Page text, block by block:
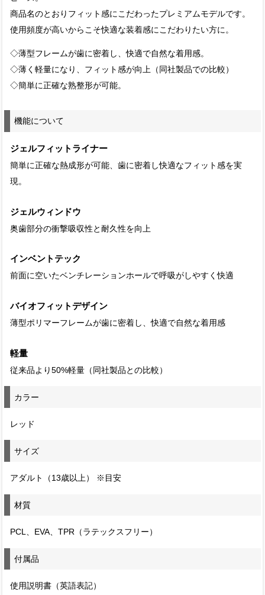
商品名のとおりフィット感にこだわったプレミアムモデルです。
使用頻度が高いからこそ快適な装着感にこだわりたい方に。
◇薄型フレームが歯に密着し、快適で自然な着用感。
◇薄く軽量になり、フィット感が向上（同社製品での比較）
◇簡単に正確な熟整形が可能。
機能について
ジェルフィットライナー
簡単に正確な熱成形が可能、歯に密着し快適なフィット感を実
現。
ジェルウィンドウ
奥歯部分の衝撃吸収性と耐久性を向上
インベントテック
前面に空いたベンチレーションホールで呼吸がしやすく快適
バイオフィットデザイン
薄型ポリマーフレームが歯に密着し、快適で自然な着用感
軽量
従来品より50%軽量（同社製品との比較）
カラー
レッド
サイズ
アダルト（13歳以上） ※目安
材質
PCL、EVA、TPR（ラテックスフリー）
付属品
使用説明書（英語表記）